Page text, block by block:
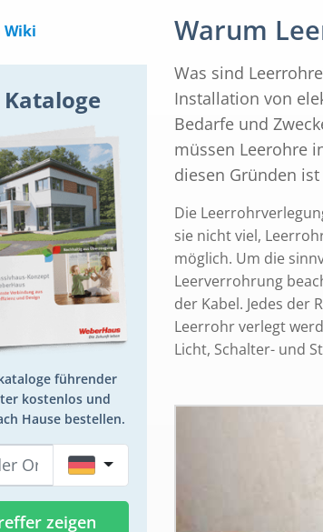
Warum
Was sind
Installation von
Bedarfe und
müssen Leerohre
diesen Gründen
Die
sie nicht viel,
möglich. Um die
Leerverrohrung
der Kabel. Jedes der
Leerrohr verlegt
Licht, Schalter- und
Wiki
führender
kostenlos und
Hause bestellen.
DE
zeigen